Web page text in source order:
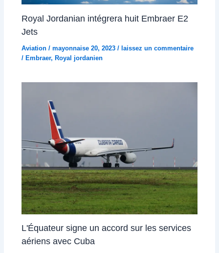
Royal Jordanian intégrera huit Embraer E2
Jets
Aviation /mayonnaise 20, 2023/laissez un commentaire
/Embraer,Royal jordanien
L'Équateur signe un accord sur les services
aériens avec Cuba